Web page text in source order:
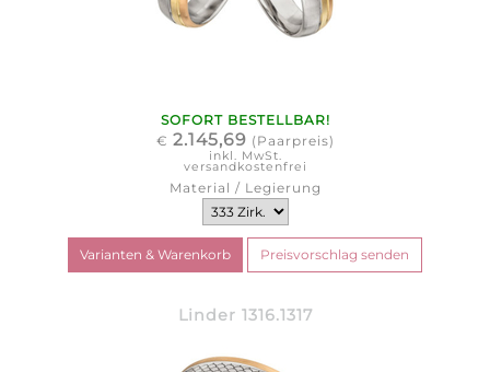
SOFORT BESTELLBAR!
€ 2.145,69 (Paarpreis)
inkl. MwSt.
versandkostenfrei
Material / Legierung
Linder 1316.1317